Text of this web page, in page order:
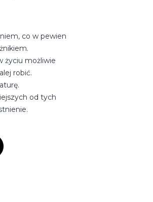
co w pewien
życiu możliwie
robić.
od tych